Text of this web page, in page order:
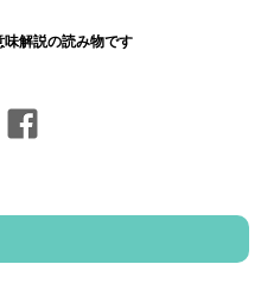
解説の読み物です